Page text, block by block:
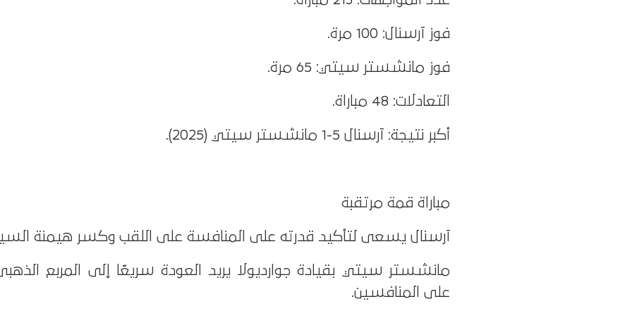
فوز آرسنال: 100 مرة.
فوز مانشستر سيتي: 65 مرة.
التعادلات: 48 مباراة.
أكبر نتيجة: آرسنال 5-1 مانشستر سيتي (2025).
مباراة قمة مرتقبة
آرسنال يسعى لتأكيد قدرته على المنافسة على اللقب وكسر هيمنة
مانشستر سيتي بقيادة جوارديولا يريد العودة سريعًا إلى المربع
على المنافسين.